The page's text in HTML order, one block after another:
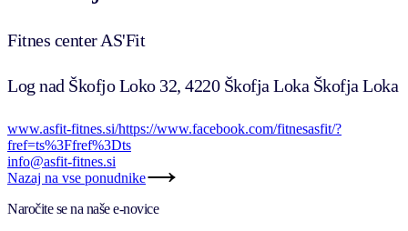
Fitnes center AS'Fit
Log nad Škofjo Loko 32, 4220 Škofja Loka Škofja Loka
www.asfit-fitnes.si/https://www.facebook.com/fitnesasfit/?
fref=ts%3Ffref%3Dts
info@asfit-fitnes.si
Nazaj na vse ponudnike
Naročite se na naše e-novice